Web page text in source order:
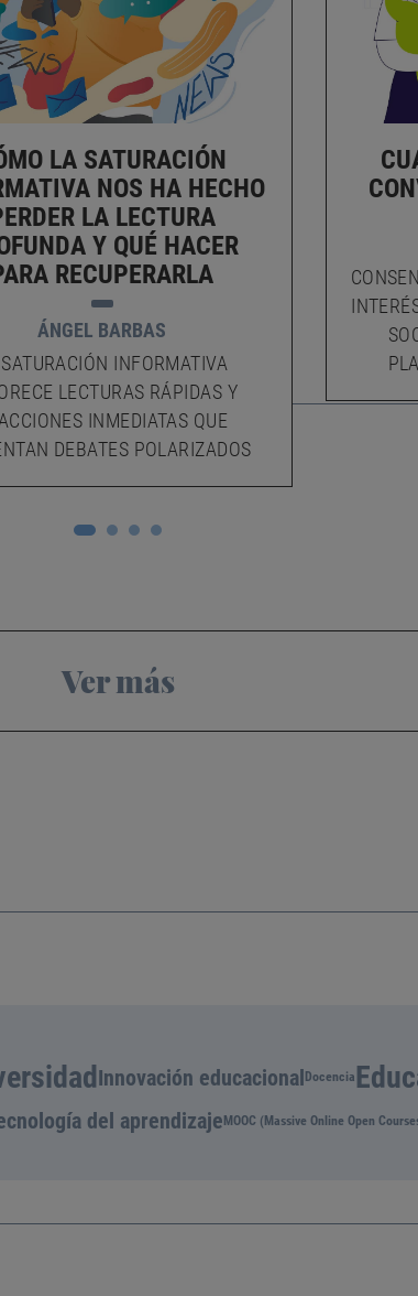
LA SATURACIÓN
NOS HA HECHO
LA LECTURA
Y QUÉ HACER
RECUPERARLA
ÁNGEL BARBAS
INFORMATIVA
LECTURAS RÁPIDAS Y
INMEDIATAS QUE
DEBATES POLARIZADOS
Ver más
Innovación educacional Docencia
del aprendizajeMOOC (Massive Online Open